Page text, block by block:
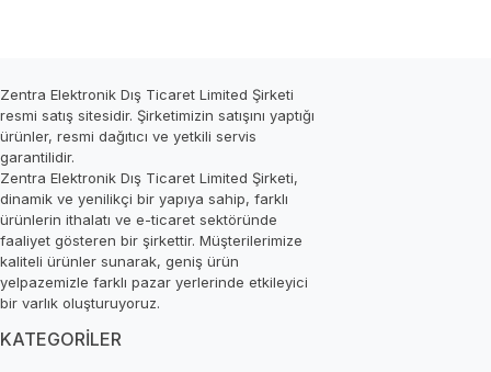
Zentra Elektronik Dış Ticaret Limited Şirketi
resmi satış sitesidir. Şirketimizin satışını yaptığı
ürünler, resmi dağıtıcı ve yetkili servis
garantilidir.
Zentra Elektronik Dış Ticaret Limited Şirketi,
dinamik ve yenilikçi bir yapıya sahip, farklı
ürünlerin ithalatı ve e-ticaret sektöründe
faaliyet gösteren bir şirkettir. Müşterilerimize
kaliteli ürünler sunarak, geniş ürün
yelpazemizle farklı pazar yerlerinde etkileyici
bir varlık oluşturuyoruz.
KATEGORİLER